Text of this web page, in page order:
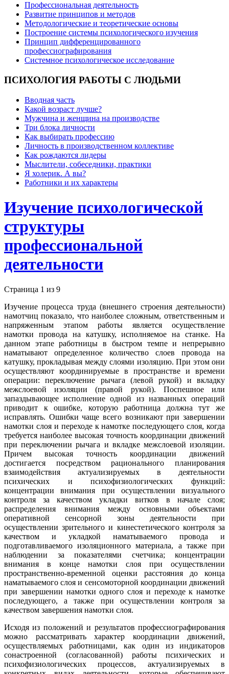
Профессиональная деятельность
Развитие принципов и методов
Методологические и теоретические основы
Построение системы психологического изучения
Принцип дифференцированного
профессиографирования
Системное психологическое исследование
ПСИХОЛОГИЯ РАБОТЫ С ЛЮДЬМИ
Вводная часть
Какой возраст лучше?
Мужчина и женщина на производстве
Три блока личности
Как выбирать профессию
Личность в производственном коллективе
Как рождаются лидеры
Мыслители, собеседники, практики
Я холерик. А вы?
Работники и их характеры
Изучение психологической
структуры
профессиональной
деятельности
Страница 1 из 9
Изучение процесса труда (внешнего строения дея­тельности)
намотчиц показало, что наиболее слож­ным, ответственным и
напряженным этапом работы является осуществление
намотки провода на катуш­ку, исполняемое на станке. На
данном этапе работ­ницы в быстром темпе и непрерывно
наматывают оп­ределенное количество слоев провода на
катушку, прокладывая между слоями изоляцию. При этом они
осуществляют координируемые в пространстве и вре­мени
операции: переключение рычага (левой рукой) и вкладку
межслоевой изоляции (правой рукой). Поспешное или
запаздывающее исполнение одной из названных операций
приводит к ошибке, которую работница должна тут же
исправлять. Ошибки чаще всего возникают при завершении
намотки слоя и пе­реходе к намотке последующего слоя, когда
требует­ся наиболее высокая точность координации движений
при переключении рычага и вкладке межслоевой изоляции.
Причем высокая точность координации дви­жений
достигается посредством рационального плани­рования
взаимодействия актуализируемых в деятель­ности
психических и психофизиологических функций:
концентрации внимания при осуществлении визуального
контроля за качеством укладки витков в на­чале слоя;
распределения внимания между основны­ми объектами
оперативной сенсорной зоны деятель­ности при
осуществлении зрительного и кинестетичес­кого контроля за
качеством и укладкой наматываемого провода и
подготавливаемого изоляционного материала, а также при
наблюдении за показателя­ми счетчика; концентрации
внимания в конце намот­ки слоя при осуществлении
пространственно-времен­ной оценки расстояния до конца
наматываемого слоя и сенсомоторной координации движений
при заверше­нии намотки одного слоя и переходе к намотке
по­следующего, а также при осуществлении контроля за
качеством завершения намотки слоя.
Исходя из положений и результатов профессиографирования
можно рассмат­ривать характер координации движений,
осуществ­ляемых работницами, как один из индикаторов
сонастроенной (согласованной) работы психических и
психофизиологических процессов, актуализируемых в